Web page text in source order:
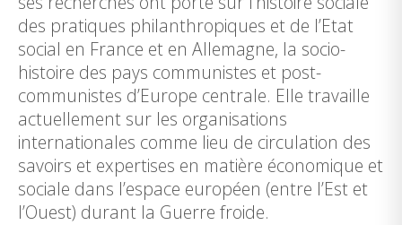
des pratiques philanthropiques et de l’Etat
social en France et en Allemagne, la socio-
histoire des pays communistes et post-
communistes d’Europe centrale. Elle travaille
actuellement sur les organisations
internationales comme lieu de circulation des
savoirs et expertises en matière économique et
sociale dans l’espace européen (entre l’Est et
l’Ouest) durant la Guerre froide.